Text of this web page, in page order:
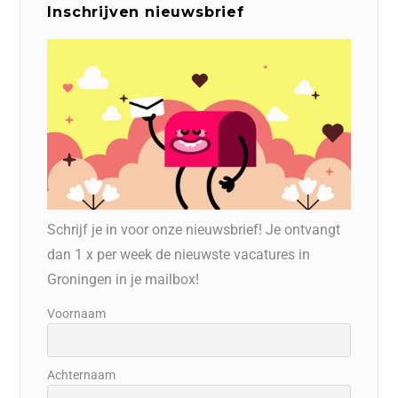
Inschrijven nieuwsbrief
Schrijf je in voor onze nieuwsbrief! Je ontvangt
dan 1 x per week de nieuwste vacatures in
Groningen in je mailbox!
Voornaam
Achternaam